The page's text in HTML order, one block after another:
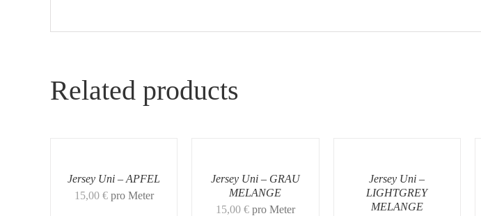
Related products
Jersey Uni – APFEL
15,00 € pro Meter
Jersey Uni – GRAU
MELANGE
15,00 € pro Meter
Jersey Uni –
LIGHTGREY
MELANGE